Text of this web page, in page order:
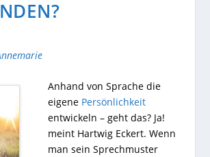
Anhand von Sprache die
eigene Persönlichkeit
entwickeln – geht das? Ja!
meint Hartwig Eckert. Wenn
man sein Sprechmuster